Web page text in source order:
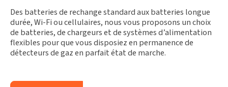
Des batteries de rechange standard aux batteries longue
durée, Wi-Fi ou cellulaires, nous vous proposons un choix
de batteries, de chargeurs et de systèmes d’alimentation
flexibles pour que vous disposiez en permanence de
détecteurs de gaz en parfait état de marche.